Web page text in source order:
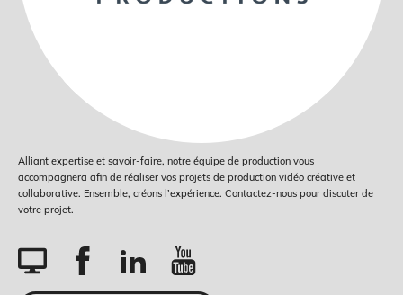
Alliant expertise et savoir-faire, notre équipe de production vous
accompagnera afin de réaliser vos projets de production vidéo créative et
collaborative. Ensemble, créons l’expérience. Contactez-nous pour discuter de
votre projet.